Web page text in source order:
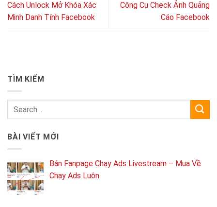
TÌM KIẾM
BÀI VIẾT MỚI
Bán Fanpage Chạy Ads Livestream – Mua Về
Chạy Ads Luôn
Cách Unlock Mở Khóa Xác
Minh Danh Tính Facebook
Công Cụ Check Ảnh Quảng
Cáo Facebook